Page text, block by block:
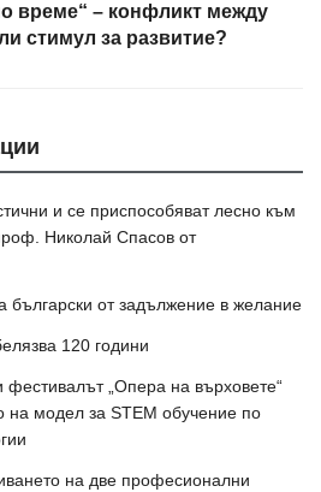
време“ – конфликт между
стимул за развитие?
и се приспособяват лесно към
Николай Спасов от
български от задължение в желание
120 години
фестивалът „Опера на върховете“
на модел за STEM обучение по
на две професионални